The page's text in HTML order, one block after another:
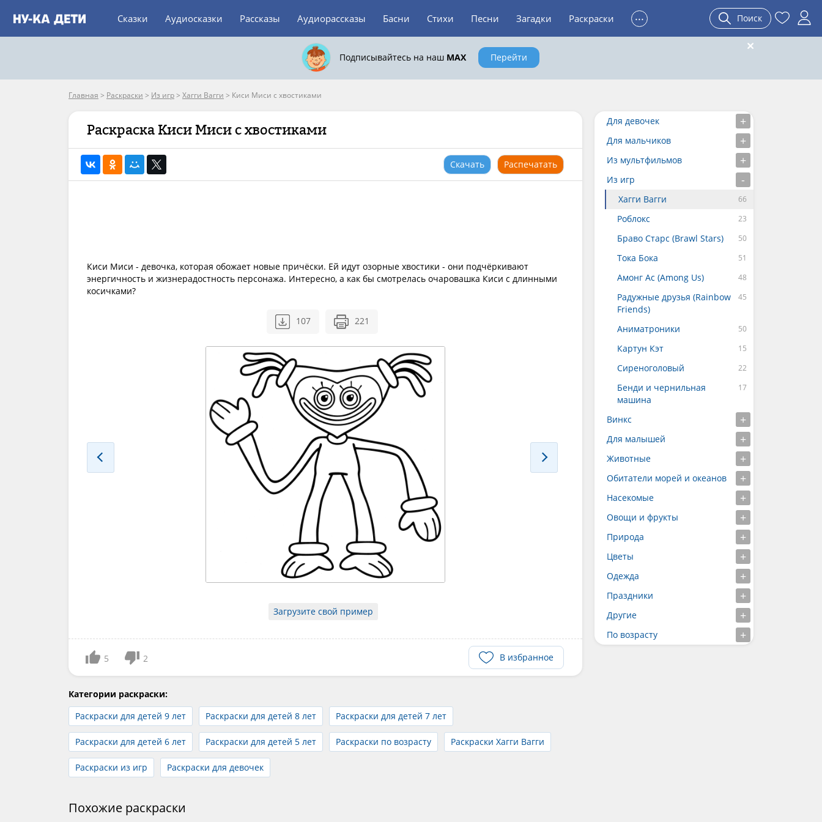
Сказки Аудиосказки Рассказы Аудиорассказы Басни Стихи Песни Загадки Раскраски ... Поиск
Подписывайтесь на наш MAX Перейти
Главная > Раскраски > Из игр> Хагги Вагги > Киси Миси с хвостиками
Раскраска Киси Миси с хвостиками
Скачать Распечатать
Киси Миси - девочка, которая обожает новые причёски. Ей идут озорные хвостики - они подчёркивают
энергичность и жизнерадостность персонажа. Интересно, а как бы смотрелась очаровашка Киси с длинными
косичками?
107 221
Загрузите свой пример
5 2 В избранное
Категории раскраски:
Раскраски для детей 9 лет
Раскраски для детей 8 лет Раскраски для детей 7 лет
Раскраски для детей 6 лет Раскраски для детей 5 лет Раскраски по возрасту Раскраски Хагги Вагги
Раскраски из игр Раскраски для девочек
Похожие раскраски
Для девочек
Для мальчиков
Из мультфильмов
Из игр
Хагги Вагги
Роблокс
Браво Старс (Brawl Stars)
Тока Бока
Амонг Ас (Among Us)
Радужные друзья (Rainbow
Friends)
Аниматроники
Картун Кэт
Сиреноголовый
Бенди и чернильная
машина
Винкс
Для малышей
Животные
Обитатели морей и океанов
Насекомые
Овощи и фрукты
Природа
Цветы
Одежда
Праздники
Другие
По возрасту